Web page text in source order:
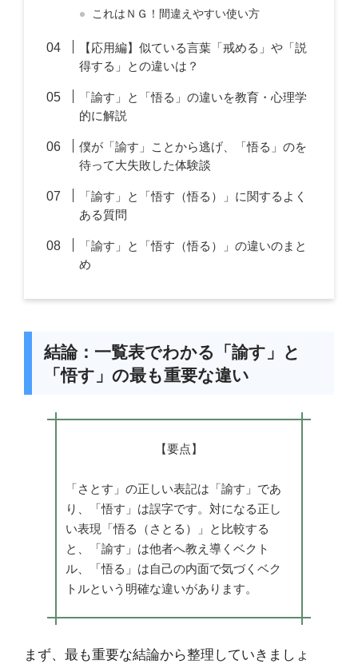
これはＮＧ！間違えやすい使い方
【応用編】似ている言葉「戒める」や「説
得する」との違いは？
「諭す」と「悟る」の違いを教育・心理学
的に解説
僕が「諭す」ことから逃げ、「悟る」のを
待って大失敗した体験談
「諭す」と「悟す（悟る）」に関するよく
ある質問
「諭す」と「悟す（悟る）」の違いのまと
め
結論：一覧表でわかる「諭す」と
「悟す」の最も重要な違い
【要点】
「さとす」の正しい表記は「諭す」であ
り、「悟す」は誤字です。対になる正し
い表現「悟る（さとる）」と比較する
と、「諭す」は他者へ教え導くベクト
ル、「悟る」は自己の内面で気づくベク
トルという明確な違いがあります。
まず、最も重要な結論から整理していきましょ